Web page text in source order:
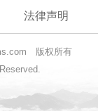
法律声明
版权所有